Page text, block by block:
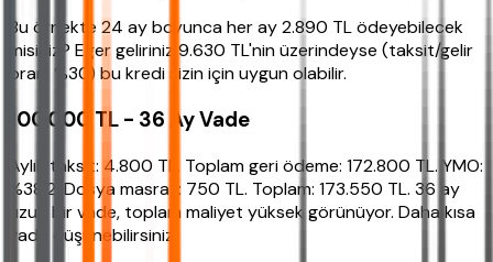
Bu örnekte 24 ay boyunca her ay 2.890 TL ödeyebilecek
misiniz? Eğer geliriniz 9.630 TL'nin üzerindeyse (taksit/gelir
oranı %30) bu kredi sizin için uygun olabilir.
100.000 TL - 36 Ay Vade
Aylık taksit: 4.800 TL. Toplam geri ödeme: 172.800 TL. YMO:
%38.2. Dosya masrafı: 750 TL. Toplam: 173.550 TL. 36 ay
uzun bir vade, toplam maliyet yüksek görünüyor. Daha kısa
vade düşünebilirsiniz.